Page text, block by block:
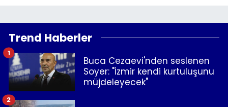
Trend Haberler
Buca Cezaevi'nden seslenen
Soyer: "İzmir kendi kurtuluşunu
müjdeleyecek"
1
2